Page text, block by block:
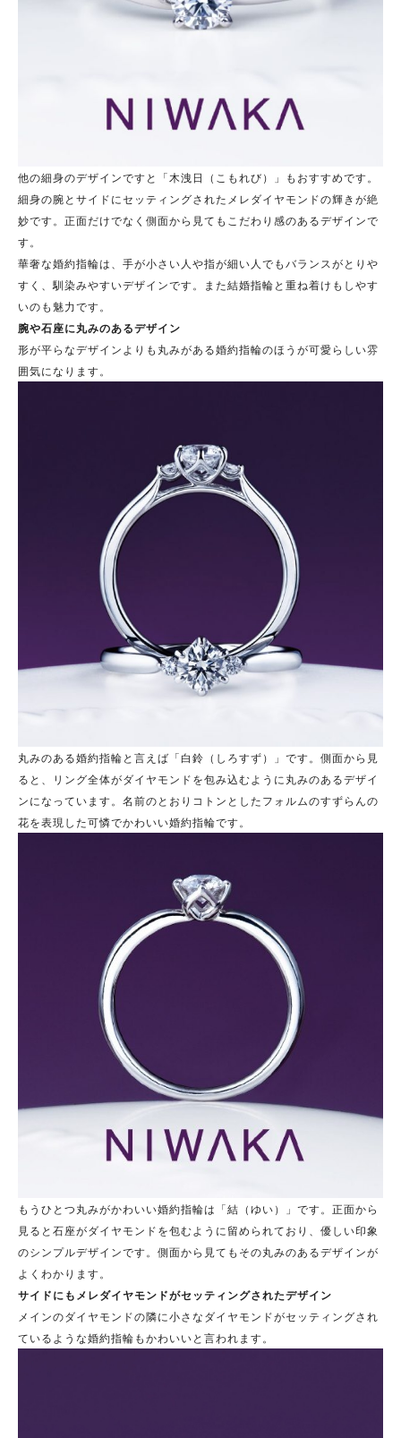
他の細身のデザインですと「木洩日（こもれび）」もおすすめです。
細身の腕とサイドにセッティングされたメレダイヤモンドの輝きが絶
妙です。正面だけでなく側面から見てもこだわり感のあるデザインで
す。
華奢な婚約指輪は、手が小さい人や指が細い人でもバランスがとりや
すく、馴染みやすいデザインです。また結婚指輪と重ね着けもしやす
いのも魅力です。
腕や石座に丸みのあるデザイン
形が平らなデザインよりも丸みがある婚約指輪のほうが可愛らしい雰
囲気になります。
丸みのある婚約指輪と言えば「白鈴（しろすず）」です。側面から見
ると、リング全体がダイヤモンドを包み込むように丸みのあるデザイ
ンになっています。名前のとおりコトンとしたフォルムのすずらんの
花を表現した可憐でかわいい婚約指輪です。
もうひとつ丸みがかわいい婚約指輪は「結（ゆい）」です。正面から
見ると石座がダイヤモンドを包むように留められており、優しい印象
のシンプルデザインです。側面から見てもその丸みのあるデザインが
よくわかります。
サイドにもメレダイヤモンドがセッティングされたデザイン
メインのダイヤモンドの隣に小さなダイヤモンドがセッティングされ
ているような婚約指輪もかわいいと言われます。